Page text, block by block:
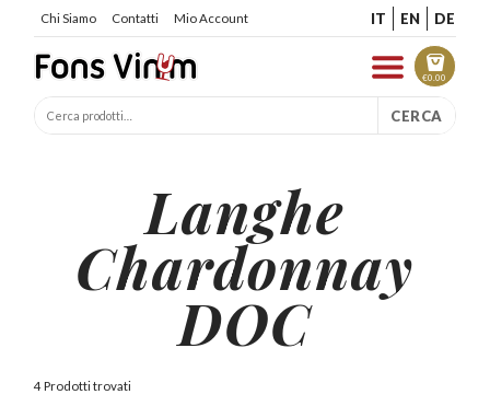
Chi Siamo Contatti Mio Account IT EN DE
€0.00
CERCA
Langhe
Chardonnay
DOC
4 Prodotti trovati